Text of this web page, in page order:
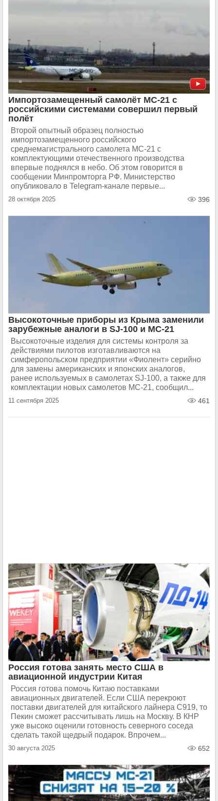
Импортозамещенный самолёт МС-21 с
российскими системами совершил первый
полёт
Второй опытный образец полностью
импортозамещенного российского
среднемагистрального самолета МС-21 с
комплектующими отечественного производства
впервые поднялся в небо. Об этом говорится в
сообщении Минпромторга РФ. Министерство
опубликовало в Telegram-канале первые...
28 октября 2025 396
Высокоточные приборы из Крыма заменили
зарубежные аналоги в SJ-100 и МС-21
Высокоточные изделия для системы контроля за
действиями пилотов изготавливаются на
симферопольском предприятии «Фиолент» серийно
для замены американских и японских аналогов,
ранее используемых в самолетах SJ-100, а также для
комплектации новых самолетов МС-21, сообщил...
11 сентября 2025 461
Россия готова занять место США в
авиационной индустрии Китая
Россия готова помочь Китаю поставками
авиационных двигателей. Если США перекроют
поставки двигателей для китайского лайнера C919, то
Пекин сможет рассчитывать лишь на Москву. В КНР
уже высоко оценили готовность северного соседа
сделать такой щедрый подарок. Впрочем...
30 августа 2025 652